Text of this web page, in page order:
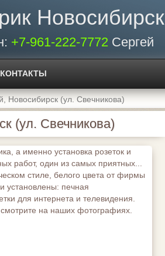
Новосибирск
+7-961-222-7772 Сергей
КОНТАКТЫ
Новосибирск (ул. Свечникова)
(ул. Свечникова)
а именно установка розеток и
работ, один из самых приятных...
стиле, белого цвета от фирмы
установлены: печная
для интернета и телевидения.
на наших фотографиях.